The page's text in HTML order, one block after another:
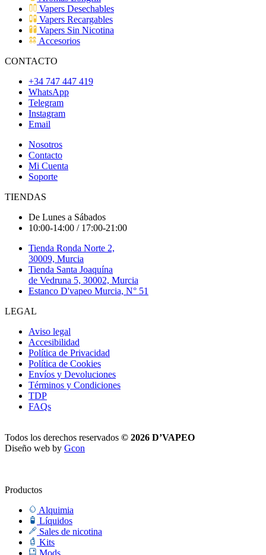
Vapers Desechables
Vapers Recargables
Vapers Sin Nicotina
Accesorios
CONTACTO
+34 747 447 419
WhatsApp
Telegram
Instagram
Email
Nosotros
Contacto
Mi Cuenta
Soporte
TIENDAS
De Lunes a Sábados
10:00-14:00 / 17:00-21:00
Tienda Ronda Norte 2,
30009, Murcia
Tienda Santa Joaquína
de Vedruna 5, 30002, Murcia
Estanco D'vapeo Murcia, N° 51
LEGAL
Aviso legal
Accesibilidad
Política de Privacidad
Política de Cookies
Envíos y Devoluciones
Términos y Condiciones
TDP
FAQs
Todos los derechos reservados © 2026 D’VAPEO
Diseño web by Gcon
Productos
Alquimia
Líquidos
Sales de nicotina
Kits
Mods